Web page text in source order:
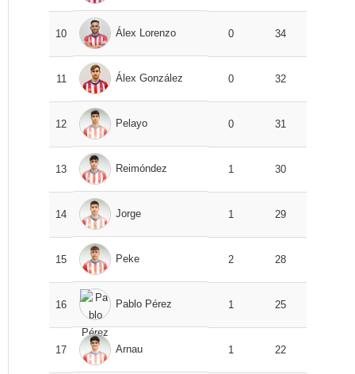
10 Álex Lorenzo 0 34
11 Álex González 0 32
12 Pelayo 0 31
13 Reimóndez 1 30
14 Jorge 1 29
15 Peke 2 28
16 Pablo Pérez 1 25
17 Arnau 1 22